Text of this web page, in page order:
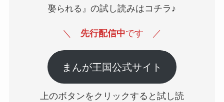
娶られる』 の試し読みはコチラ♪
＼ 先行配信中です ／
まんが王国公式サイト
上のボタンをクリックすると試し読